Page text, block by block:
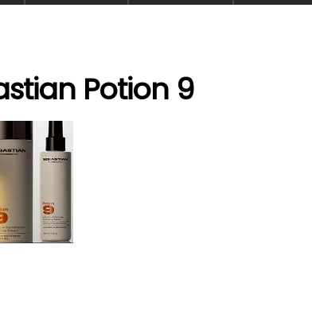
Potion 9